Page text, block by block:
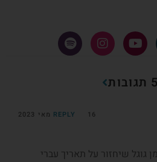
REPLY 16 מאי 2023
גוגל שיחזור על תאריך עברי